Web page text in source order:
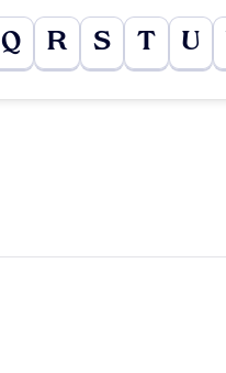
Q R S T U